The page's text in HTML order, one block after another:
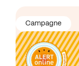
Campagne